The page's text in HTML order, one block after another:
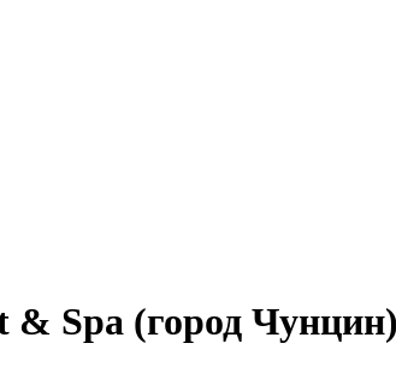
Spa (город Чунцин)